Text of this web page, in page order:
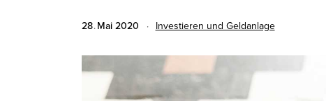
28.Mai 2020 · Investieren und Geldanlage